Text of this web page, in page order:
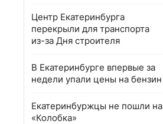
Центр Екатеринбурга
перекрыли для транспорта
из-за Дня строителя
В Екатеринбурге впервые за
недели упали цены на бензин
Екатеринбуржцы не пошли на
«Колобка»